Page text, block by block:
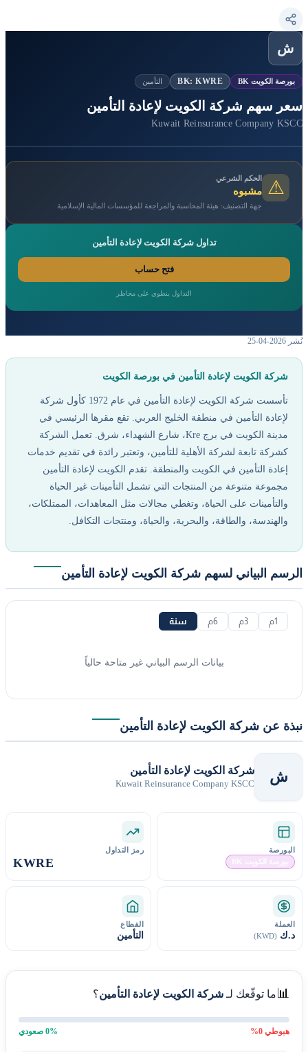
ش
بورصة الكويت BK BK: KWRE التأمين
سعر سهم شركة الكويت لإعادة التأمين
Kuwait Reinsurance Company KSCC
⚠ الحكم الشرعي
مشبوه
جهة التصنيف: هيئة المحاسبة والمراجعة للمؤسسات المالية الإسلامية
تداول شركة الكويت لإعادة التأمين
فتح حساب
التداول ينطوي على مخاطر
نُشر 2026-04-25
شركة الكويت لإعادة التأمين في بورصة الكويت
تأسست شركة الكويت لإعادة التأمين في عام 1972 كأول شركة
لإعادة التأمين في منطقة الخليج العربي. تقع مقرها الرئيسي في
مدينة الكويت في برج Kre، شارع الشهداء، شرق. تعمل الشركة
كشركة تابعة لشركة الأهلية للتأمين، وتعتبر رائدة في تقديم خدمات
إعادة التأمين في الكويت والمنطقة. تقدم الكويت لإعادة التأمين
مجموعة متنوعة من المنتجات التي تشمل التأمينات غير الحياة
والتأمينات على الحياة، وتغطي مجالات مثل المعاهدات، الممتلكات،
والهندسة، والطاقة، والبحرية، والحياة، ومنتجات التكافل.
الرسم البياني لسهم شركة الكويت لإعادة التأمين
1م 3م 6م سنة
بيانات الرسم البياني غير متاحة حالياً
نبذة عن شركة الكويت لإعادة التأمين
ش شركة الكويت لإعادة التأمين
Kuwait Reinsurance Company KSCC
البورصة
بورصة الكويت BK
رمز التداول
KWRE
العملة
د.ك (KWD)
القطاع
التأمين
📊ما توقّعك لـ شركة الكويت لإعادة التأمين؟
هبوطي 0
%
0% صعودي